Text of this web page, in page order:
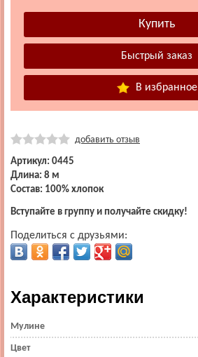
В избранное
добавить отзыв
Артикул: 0445
Длина: 8 м
Состав: 100% хлопок
Вступайте в группу и получайте скидку!
Поделиться с друзьями:
Характеристики
Мулине
Цвет